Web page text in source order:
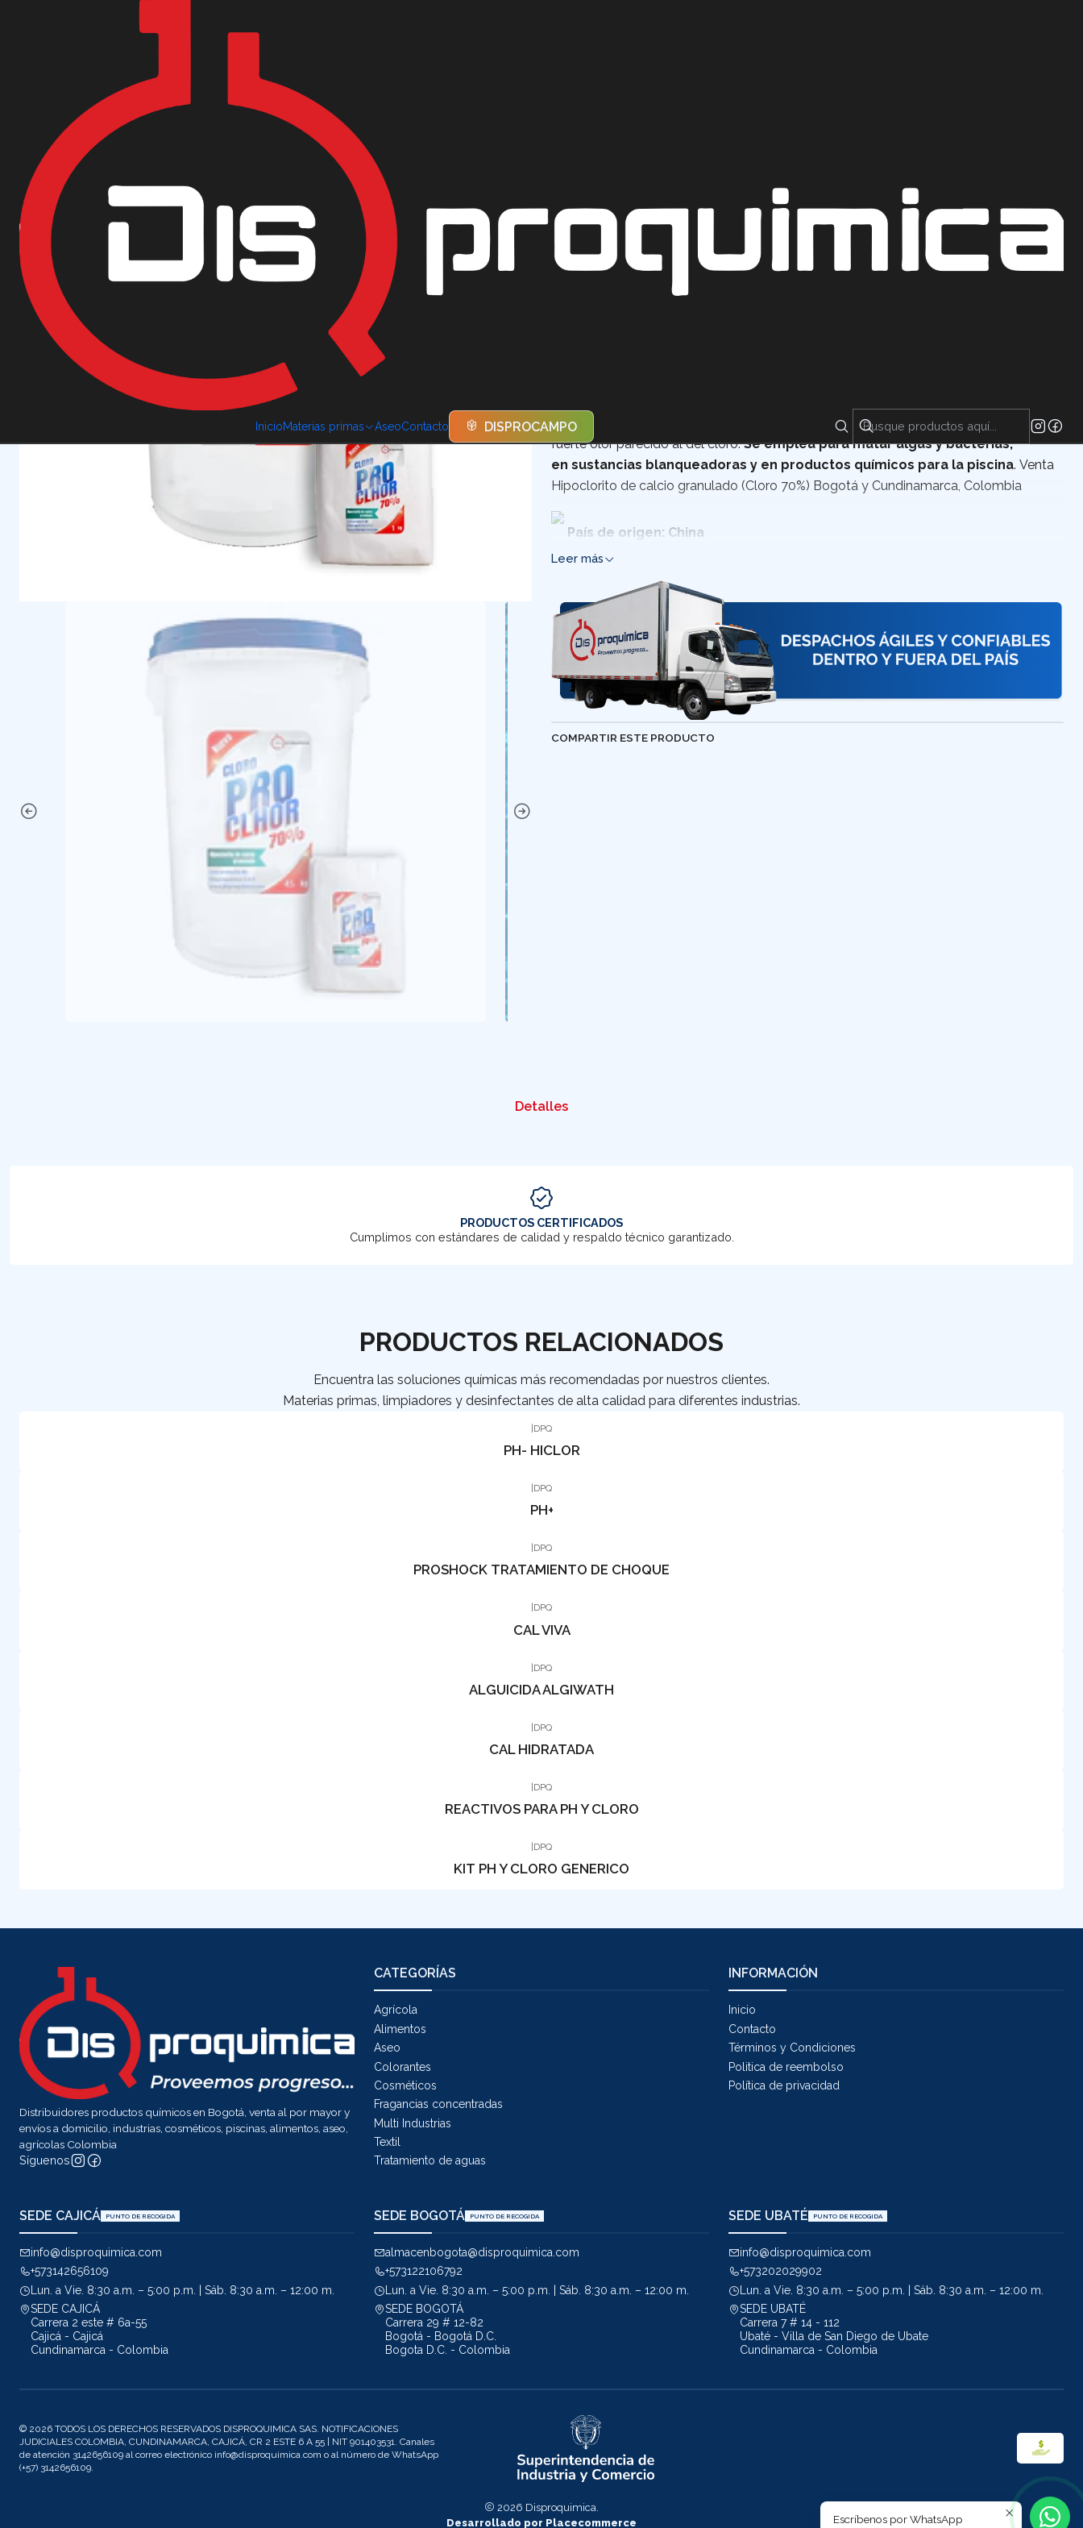
InicioMaterias primas AseoContacto DISPROCAMPO
Encuentra nuestras sedes y puntos de venta
Tratamiento de aguas
KILO 45 KILOS
El hipoclorito de calcio se encuentra en forma de polvo, gránulos o bolitas y tiene un
fuerte olor parecido al del cloro.Se emplea para matar algas y bacterias,
en sustancias blanqueadoras y en productos químicos para la piscina. Venta
Hipoclorito de calcio granulado (Cloro 70%) Bogotá y Cundinamarca, Colombia
País de origen: China
Leer más
COMPARTIR ESTE PRODUCTO
Detalles
PRODUCTOS CERTIFICADOS
Cumplimos con estándares de calidad y respaldo técnico garantizado.
PRODUCTOS RELACIONADOS
Encuentra las soluciones químicas más recomendadas por nuestros clientes.
Materias primas, limpiadores y desinfectantes de alta calidad para diferentes industrias.
|DPQ
PH- HICLOR
DPQ
PH+
DPQ
PROSHOCK TRATAMIENTO DE CHOQUE
DPQ
CAL VIVA
|DPQ
ALGUICIDA ALGIWATH
|DPQ
CAL HIDRATADA
DPQ
REACTIVOS PARA PH Y CLORO
DPQ
KIT PH Y CLORO GENERICO
Distribuidores productos químicos en Bogotá, venta al por mayor y
envíos a domicilio, industrias, cosméticos, piscinas, alimentos, aseo,
agrícolas Colombia
Síguenos
CATEGORÍAS
Agrícola
Alimentos
Aseo
Colorantes
Cosméticos
Fragancias concentradas
Multi Industrias
Textil
Tratamiento de aguas
INFORMACIÓN
Inicio
Contacto
Términos y Condiciones
Politica de reembolso
Política de privacidad
SEDE CAJICÁ PUNTO DE RECOGIDA
info@disproquimica.com
+573142656109
Lun. a Vie. 8:30 a.m. – 5:00 p.m. | Sáb. 8:30 a.m. – 12:00 m.
SEDE CAJICÁ
Carrera 2 este # 6a-55
Cajicá - Cajicá
Cundinamarca - Colombia
SEDE BOGOTÁ PUNTO DE RECOGIDA
almacenbogota@disproquimica.com
+573122106792
Lun. a Vie. 8:30 a.m. – 5:00 p.m. | Sáb. 8:30 a.m. – 12:00 m.
SEDE BOGOTÁ
Carrera 29 # 12-82
Bogotá - Bogotá D.C.
Bogota D.C. - Colombia
SEDE UBATÉ PUNTO DE RECOGIDA
info@disproquimica.com
+573202029902
Lun. a Vie. 8:30 a.m. – 5:00 p.m. | Sáb. 8:30 a.m. – 12:00 m.
SEDE UBATÉ
Carrera 7 # 14 - 112
Ubaté - Villa de San Diego de Ubate
Cundinamarca - Colombia
© 2026 TODOS LOS DERECHOS RESERVADOS DISPROQUIMICA SAS. NOTIFICACIONES
JUDICIALES COLOMBIA, CUNDINAMARCA, CAJICÁ, CR 2 ESTE 6 A 55 | NIT 901403531. Canales
de atención 3142656109 al correo electrónico info@disproquimica.com o al número de WhatsApp
(+57) 3142656109.
2026 Disproquimica.
Desarrollado por Placecommerce
Escríbenos por WhatsApp